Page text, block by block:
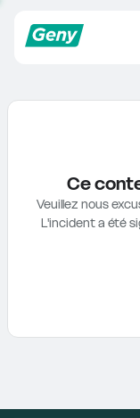
Ce
Veuillez nous
L'incident a été